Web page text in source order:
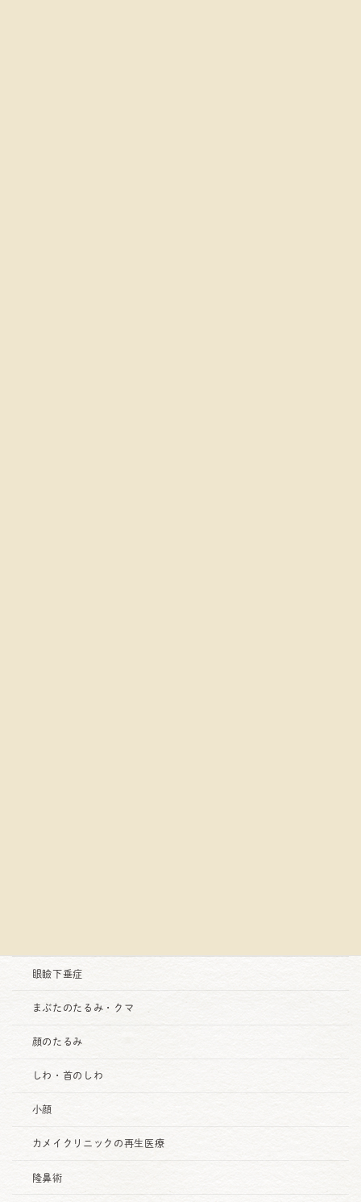
眼瞼下垂症
まぶたのたるみ・クマ
顔のたるみ
しわ・首のしわ
小顔
カメイクリニックの再生医療
隆鼻術